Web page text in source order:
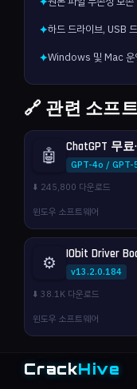
✦하드 드라이브, USB
✦Windows 및 Mac 운
🔗 관련 소프
🤖 ChatGPT 무
GPT-4o / GPT-
⬇️ 245,800 다운로드
윈도우 소프트웨어
⚙️ IObit Driver
v13.2.0.184
⬇️ 38.1K 다운로드
윈도우 소프트웨어
CrackHive